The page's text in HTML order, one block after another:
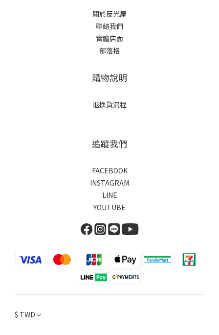
關於反光屋
聯絡我們
實體店面
部落格
購物說明
退換貨流程
追蹤我們
FACEBOOK
INSTAGRAM
LINE
YOUTUBE
$ TWD